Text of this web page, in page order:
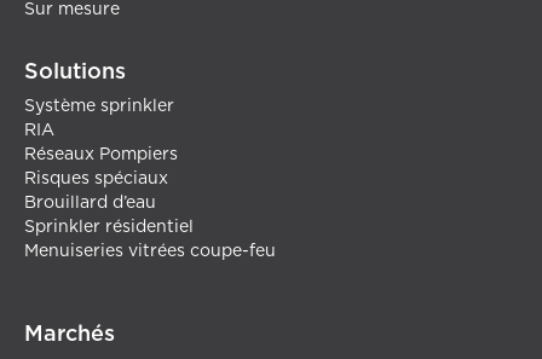
Sur mesure
Solutions
Système sprinkler
RIA
Réseaux Pompiers
Risques spéciaux
Brouillard d’eau
Sprinkler résidentiel
Menuiseries vitrées coupe-feu
Marchés